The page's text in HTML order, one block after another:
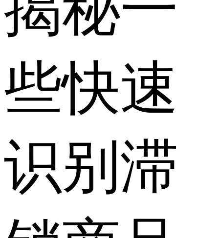
些快速
识别滞